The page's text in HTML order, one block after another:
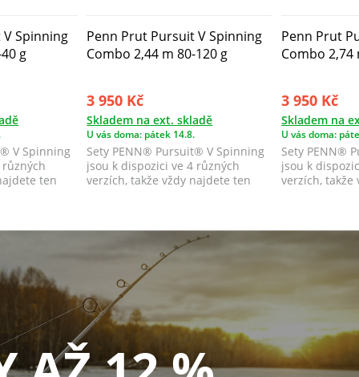
Spinning
g
V Spinning
ten
Penn Prut Pursuit V Spinning
Combo 2,44 m 80-120 g
3 950 Kč
Skladem na ext. skladě
U vás doma: pátek 14.8.
Sety PENN® Pursuit® V Spinning
jsou k dispozici ve 4 různých
verzích, takže vždy najdete ten
Penn Prut
Combo 2,74
3 950 Kč
Skladem na
U vás doma:
Sety PENN®
jsou k
verzích, takže